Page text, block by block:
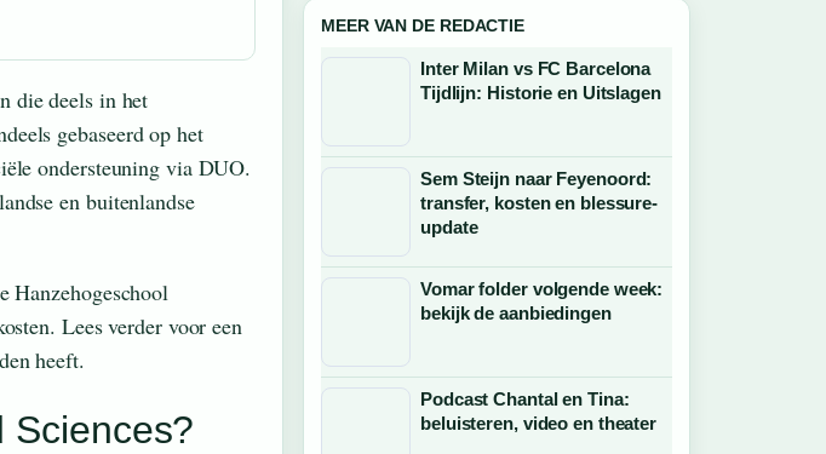
die deels in het
gebaseerd op het
ondersteuning via DUO.
en buitenlandse
Hanzehogeschool
Lees verder voor een
heeft.
Sciences?
MEER VAN DE REDACTIE
Inter Milan vs FC Barcelona
Tijdlijn: Historie en Uitslagen
Sem Steijn naar Feyenoord:
transfer, kosten en blessure-
update
Vomar folder volgende week:
bekijk de aanbiedingen
Podcast Chantal en Tina:
beluisteren, video en theater